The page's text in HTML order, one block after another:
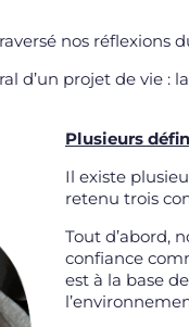
nos réflexions
d’un projet de vie :
Plusieurs
Il existe
retenu trois
Tout d’abord,
confiance
est à la base